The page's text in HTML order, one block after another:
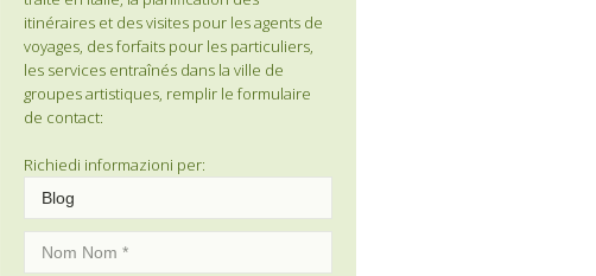
itinéraires et des visites pour les agents de
voyages, des forfaits pour les particuliers,
les services entraînés dans la ville de
groupes artistiques, remplir le formulaire
de contact:
Richiedi informazioni per: